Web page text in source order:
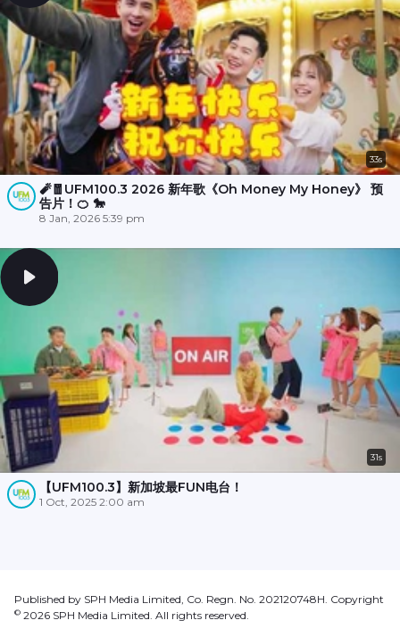
33s
🧨🧧UFM100.3 2026 新年歌《Oh Money My Honey》 预
告片！🍊 🐎
8 Jan, 2026 5:39 pm
31s
【UFM100.3】新加坡最FUN电台！
1 Oct, 2025 2:00 am
Published by SPH Media Limited, Co. Regn. No. 202120748H. Copyright
© 2026 SPH Media Limited. All rights reserved.